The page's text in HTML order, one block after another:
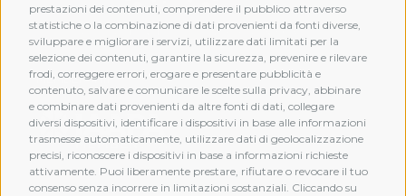
prestazioni dei contenuti, comprendere il pubblico attraverso
statistiche o la combinazione di dati provenienti da fonti diverse,
sviluppare e migliorare i servizi, utilizzare dati limitati per la
selezione dei contenuti, garantire la sicurezza, prevenire e rilevare
frodi, correggere errori, erogare e presentare pubblicità e
contenuto, salvare e comunicare le scelte sulla privacy, abbinare
e combinare dati provenienti da altre fonti di dati, collegare
diversi dispositivi, identificare i dispositivi in base alle informazioni
trasmesse automaticamente, utilizzare dati di geolocalizzazione
precisi, riconoscere i dispositivi in base a informazioni richieste
attivamente. Puoi liberamente prestare, rifiutare o revocare il tuo
consenso senza incorrere in limitazioni sostanziali. Cliccando su
MEMBERSHIP